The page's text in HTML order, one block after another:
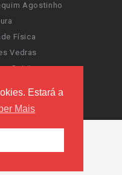
Estará a
Mais
Agostinho
Física
Vedras
Spirit